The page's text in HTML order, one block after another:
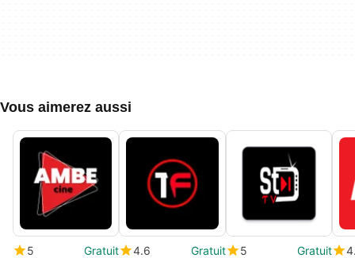
Vous aimerez aussi
5
Gratuit
4.6
Gratuit
5
Gratuit